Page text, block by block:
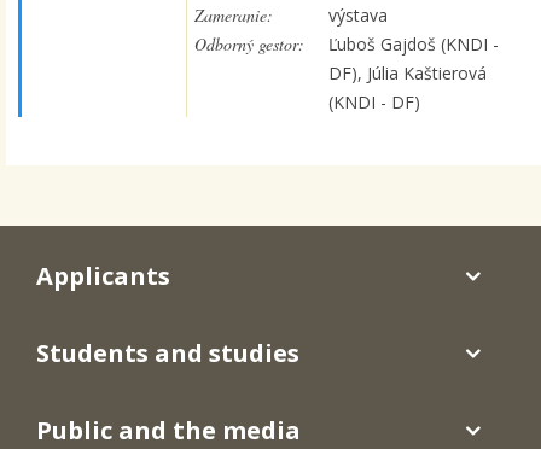
Zameranie:
výstava
Odborný gestor:
Ľuboš Gajdoš (KNDI -
DF), Júlia Kaštierová
(KNDI - DF)
Applicants
Students and studies
Public and the media